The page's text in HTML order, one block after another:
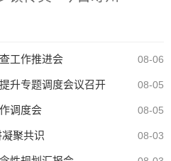
工作推进会 08-06
升专题调度会议召开 08-05
调度会 08-05
聚共识 08-03